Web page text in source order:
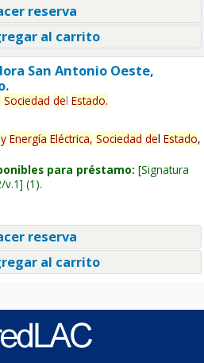
reserva
al carrito
San Antonio Oeste,
Sociedad del Estado.
y Energía Eléctrica, Sociedad del Estado,
para préstamo: Signatura
v.1 (1).
reserva
al carrito